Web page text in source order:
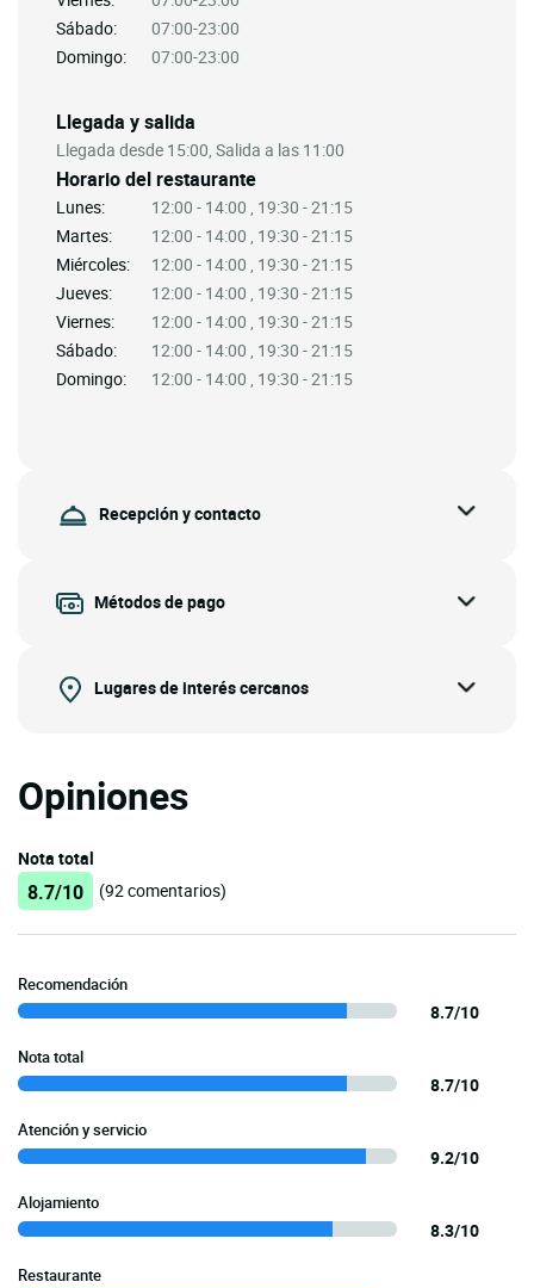
Sábado:
07:00-23:00
Domingo:
07:00-23:00
Llegada y salida
Llegada desde 15:00, Salida a las 11:00
Horario del restaurante
Lunes:
12:00 - 14:00 , 19:30 - 21:15
Martes:
12:00 - 14:00 , 19:30 - 21:15
Miércoles:
12:00 - 14:00 , 19:30 - 21:15
Jueves:
12:00 - 14:00 , 19:30 - 21:15
Viernes:
12:00 - 14:00 , 19:30 - 21:15
Sábado:
12:00 - 14:00 , 19:30 - 21:15
Domingo:
12:00 - 14:00 , 19:30 - 21:15
Recepción y contacto
Métodos de pago
Lugares de interés cercanos
Opiniones
Nota total
8.7/10 (92 comentarios)
Recomendación
8.7/10
Nota total
8.7/10
Atención y servicio
9.2/10
Alojamiento
8.3/10
Restaurante